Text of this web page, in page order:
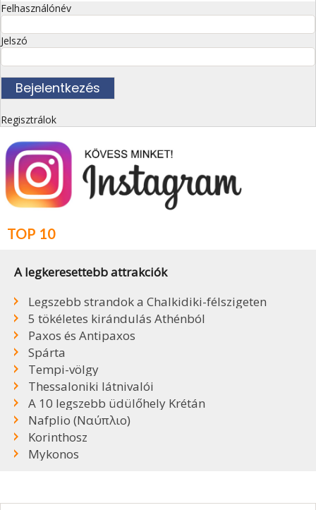
Felhasználónév
Jelszó
Regisztrálok
TOP 10
A legkeresettebb attrakciók
Legszebb strandok a Chalkidiki-félszigeten
5 tökéletes kirándulás Athénból
Paxos és Antipaxos
Spárta
Tempi-völgy
Thessaloniki látnivalói
A 10 legszebb üdülőhely Krétán
Nafplio (Ναύπλιο)
Korinthosz
Mykonos